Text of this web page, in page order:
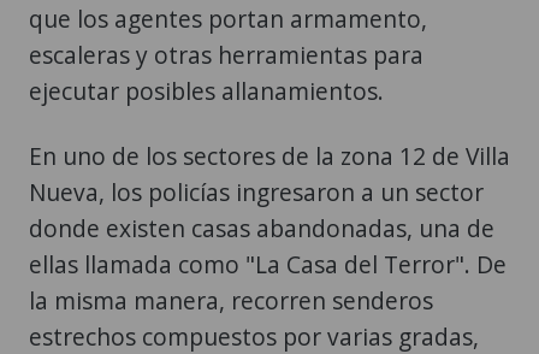
que los agentes portan armamento,
escaleras y otras herramientas para
ejecutar posibles allanamientos.
En uno de los sectores de la zona 12 de Villa
Nueva, los policías ingresaron a un sector
donde existen casas abandonadas, una de
ellas llamada como "La Casa del Terror". De
la misma manera, recorren senderos
estrechos compuestos por varias gradas,